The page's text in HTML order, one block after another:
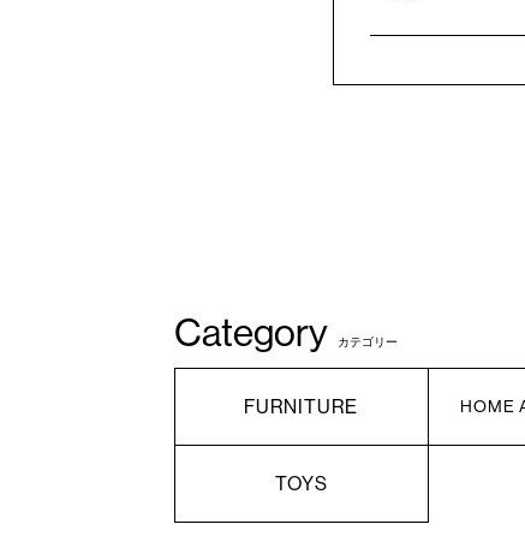
Category カテゴリー
FURNITURE HOME
TOYS